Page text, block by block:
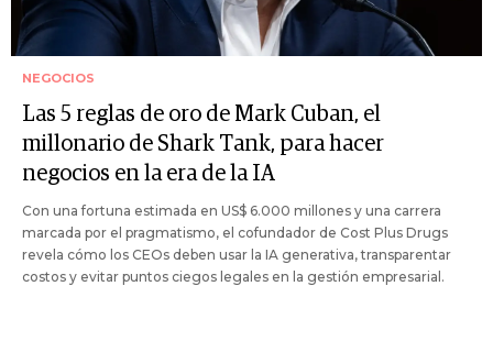
NEGOCIOS
Las 5 reglas de oro de Mark Cuban, el
millonario de Shark Tank, para hacer
negocios en la era de la IA
Con una fortuna estimada en US$ 6.000 millones y una carrera
marcada por el pragmatismo, el cofundador de Cost Plus Drugs
revela cómo los CEOs deben usar la IA generativa, transparentar
costos y evitar puntos ciegos legales en la gestión empresarial.